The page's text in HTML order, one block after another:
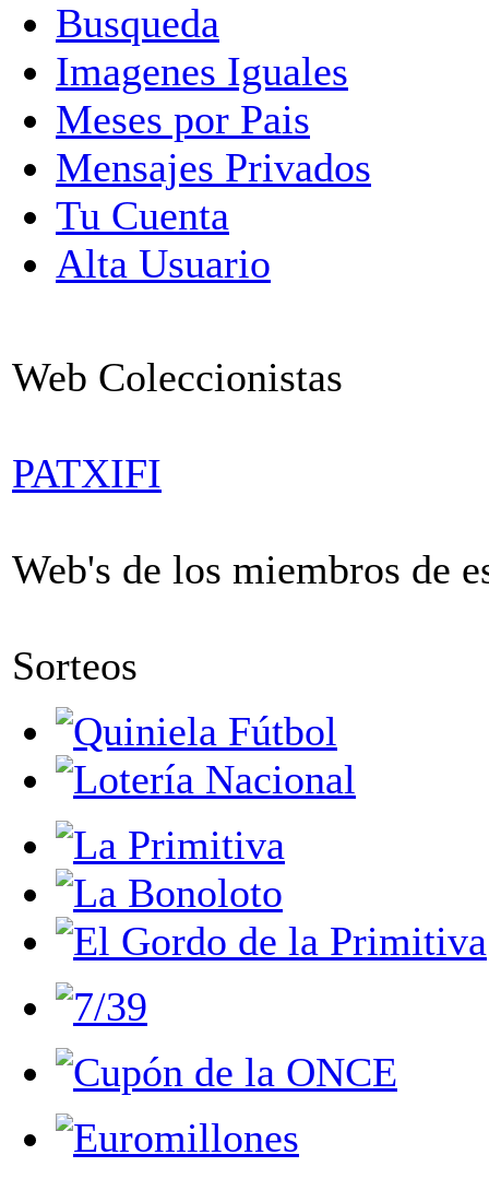
Busqueda
Imagenes Iguales
Meses por Pais
Mensajes Privados
Tu Cuenta
Alta Usuario
Web Coleccionistas
PATXIFI
Web's de los miembros de
Sorteos